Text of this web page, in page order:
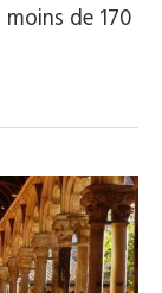
de 170